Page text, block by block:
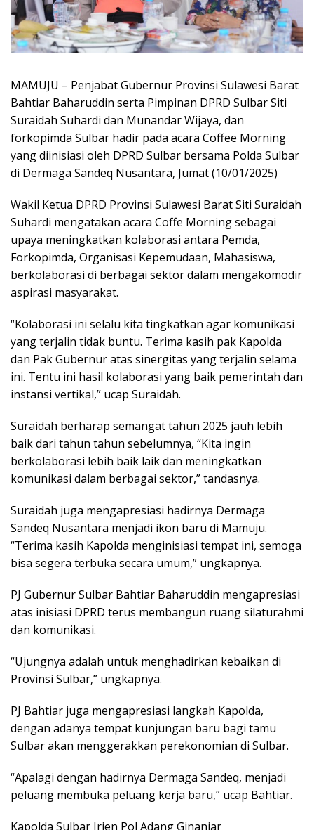
MAMUJU – Penjabat Gubernur Provinsi Sulawesi Barat
Bahtiar Baharuddin serta Pimpinan DPRD Sulbar Siti
Suraidah Suhardi dan Munandar Wijaya, dan
forkopimda Sulbar hadir pada acara Coffee Morning
yang diinisiasi oleh DPRD Sulbar bersama Polda Sulbar
di Dermaga Sandeq Nusantara, Jumat (10/01/2025)
Wakil Ketua DPRD Provinsi Sulawesi Barat Siti Suraidah
Suhardi mengatakan acara Coffe Morning sebagai
upaya meningkatkan kolaborasi antara Pemda,
Forkopimda, Organisasi Kepemudaan, Mahasiswa,
berkolaborasi di berbagai sektor dalam mengakomodir
aspirasi masyarakat.
“Kolaborasi ini selalu kita tingkatkan agar komunikasi
yang terjalin tidak buntu. Terima kasih pak Kapolda
dan Pak Gubernur atas sinergitas yang terjalin selama
ini. Tentu ini hasil kolaborasi yang baik pemerintah dan
instansi vertikal,” ucap Suraidah.
Suraidah berharap semangat tahun 2025 jauh lebih
baik dari tahun tahun sebelumnya, “Kita ingin
berkolaborasi lebih baik laik dan meningkatkan
komunikasi dalam berbagai sektor,” tandasnya.
Suraidah juga mengapresiasi hadirnya Dermaga
Sandeq Nusantara menjadi ikon baru di Mamuju.
“Terima kasih Kapolda menginisiasi tempat ini, semoga
bisa segera terbuka secara umum,” ungkapnya.
PJ Gubernur Sulbar Bahtiar Baharuddin mengapresiasi
atas inisiasi DPRD terus membangun ruang silaturahmi
dan komunikasi.
“Ujungnya adalah untuk menghadirkan kebaikan di
Provinsi Sulbar,” ungkapnya.
PJ Bahtiar juga mengapresiasi langkah Kapolda,
dengan adanya tempat kunjungan baru bagi tamu
Sulbar akan menggerakkan perekonomian di Sulbar.
“Apalagi dengan hadirnya Dermaga Sandeq, menjadi
peluang membuka peluang kerja baru,” ucap Bahtiar.
Kapolda Sulbar Irjen Pol Adang Ginanjar